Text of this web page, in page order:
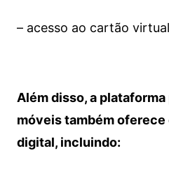
– acesso ao cartão
Além disso, a
móveis também oferece
digital, incluindo: